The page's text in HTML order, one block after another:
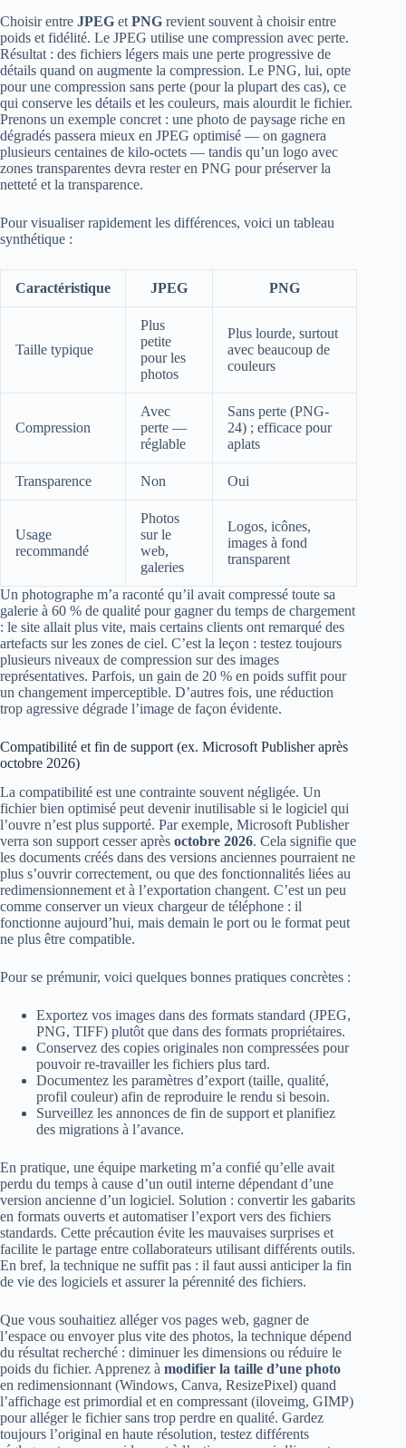
Choisir entre JPEG et PNG revient souvent à choisir entre
poids et fidélité. Le JPEG utilise une compression avec perte.
Résultat : des fichiers légers mais une perte progressive de
détails quand on augmente la compression. Le PNG, lui, opte
pour une compression sans perte (pour la plupart des cas), ce
qui conserve les détails et les couleurs, mais alourdit le fichier.
Prenons un exemple concret : une photo de paysage riche en
dégradés passera mieux en JPEG optimisé — on gagnera
plusieurs centaines de kilo-octets — tandis qu’un logo avec
zones transparentes devra rester en PNG pour préserver la
netteté et la transparence.
Pour visualiser rapidement les différences, voici un tableau
synthétique :
Caractéristique JPEG PNG
Taille typique
Plus
petite
pour les
photos
Plus lourde, surtout
avec beaucoup de
couleurs
Compression
Avec
perte —
réglable
Sans perte (PNG-
24) ; efficace pour
aplats
Transparence Non Oui
Usage
recommandé
Photos
sur le
web,
galeries
Logos, icônes,
images à fond
transparent
Un photographe m’a raconté qu’il avait compressé toute sa
galerie à 60 % de qualité pour gagner du temps de chargement
: le site allait plus vite, mais certains clients ont remarqué des
artefacts sur les zones de ciel. C’est la leçon : testez toujours
plusieurs niveaux de compression sur des images
représentatives. Parfois, un gain de 20 % en poids suffit pour
un changement imperceptible. D’autres fois, une réduction
trop agressive dégrade l’image de façon évidente.
Compatibilité et fin de support (ex. Microsoft Publisher après
octobre 2026)
La compatibilité est une contrainte souvent négligée. Un
fichier bien optimisé peut devenir inutilisable si le logiciel qui
l’ouvre n’est plus supporté. Par exemple, Microsoft Publisher
verra son support cesser après octobre 2026. Cela signifie que
les documents créés dans des versions anciennes pourraient ne
plus s’ouvrir correctement, ou que des fonctionnalités liées au
redimensionnement et à l’exportation changent. C’est un peu
comme conserver un vieux chargeur de téléphone : il
fonctionne aujourd’hui, mais demain le port ou le format peut
ne plus être compatible.
Pour se prémunir, voici quelques bonnes pratiques concrètes :
Exportez vos images dans des formats standard (JPEG,
PNG, TIFF) plutôt que dans des formats propriétaires.
Conservez des copies originales non compressées pour
pouvoir re-travailler les fichiers plus tard.
Documentez les paramètres d’export (taille, qualité,
profil couleur) afin de reproduire le rendu si besoin.
Surveillez les annonces de fin de support et planifiez
des migrations à l’avance.
En pratique, une équipe marketing m’a confié qu’elle avait
perdu du temps à cause d’un outil interne dépendant d’une
version ancienne d’un logiciel. Solution : convertir les gabarits
en formats ouverts et automatiser l’export vers des fichiers
standards. Cette précaution évite les mauvaises surprises et
facilite le partage entre collaborateurs utilisant différents outils.
En bref, la technique ne suffit pas : il faut aussi anticiper la fin
de vie des logiciels et assurer la pérennité des fichiers.
Que vous souhaitiez alléger vos pages web, gagner de
l’espace ou envoyer plus vite des photos, la technique dépend
du résultat recherché : diminuer les dimensions ou réduire le
poids du fichier. Apprenez à modifier la taille d’une photo
en redimensionnant (Windows, Canva, ResizePixel) quand
l’affichage est primordial et en compressant (iloveimg, GIMP)
pour alléger le fichier sans trop perdre en qualité. Gardez
toujours l’original en haute résolution, testez différents